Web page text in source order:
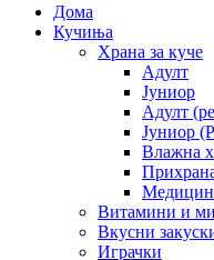
Дома
Кучиња
Храна за куче
Адулт
Јуниор
Адулт
Јуниор
Влажна
Витамини и
Вкусни
Играчки